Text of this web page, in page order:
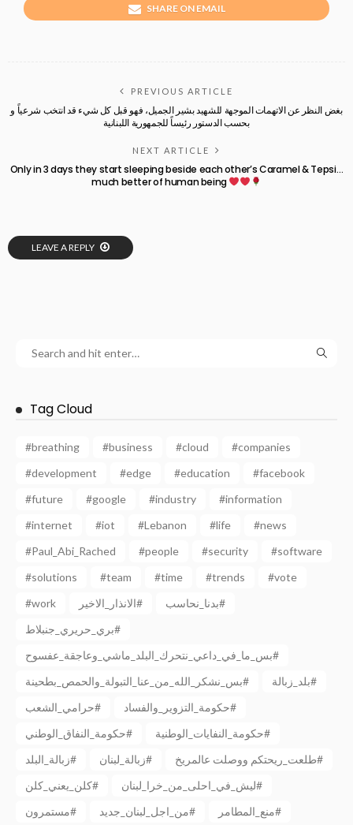
SHARE ON EMAIL
PREVIOUS ARTICLE
بغض النظر عن الاتهمات الموجهة للشهيد بشير الجميل، فهو قبل كل شيء قد انتخب شرعياً و
بحسب الدستور رئيساً للجمهورية اللبنانية
NEXT ARTICLE
Only in 3 days they start sleeping beside each other’s Caramel & Tepsi…
much better of human being
LEAVE A REPLY
Tag Cloud
#breathing #business #cloud
#companies
#development
#edge #education
#facebook
#future
#google #industry
#information
#internet
#iot #Lebanon #life
#news
#Paul_Abi_Rached
#people #security
#software
#solutions
#team #time #trends
#vote
#work
الانذار_الاخير#
بدنا_نحاسب#
بري_حريري_جنبلاط#
بس_ما_في_داعي_نتحرك_البلد_ماشي_وعاجقة_عفسوح#
بس_نشكر_الله_من_عنا_التبولة_والحمص_بطحينة#
بلد_زبالة#
حرامي_الشعب#
حكومة_التزوير_والفساد#
حكومة_النفاق_الوطني#
حكومة_النفايات_الوطنية#
زبالة_البلد#
زبالة_لبنان#
طلعت_ريحتكم ووصلت عالمريخ#
كلن_يعني_كلن#
ليش_في_احلى_من_خرا_لبنان#
مستمرون#
من_اجل_لبنان_جديد# منع_المطامر#